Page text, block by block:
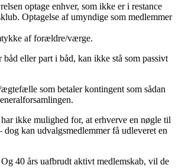
optage enhver, som ikke er i restance
Optagelse af umyndige som medlemmer
af forældre/værge.
båd eller part i båd, kan ikke stå som passivt
som betaler kontingent som sådan
ikke mulighed for, at erhverve en nøgle til
dog kan udvalgsmedlemmer få udleveret en
40 års uafbrudt aktivt medlemskab, vil de